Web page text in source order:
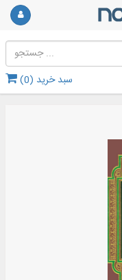
سبد خرید (0
)